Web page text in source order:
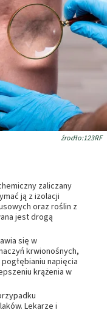
źrodło:123RF
zaliczany
ją z izolacji
oraz roślin z
jest drogą
się w
krwionośnych,
napięcia
krążenia w
Lekarze i